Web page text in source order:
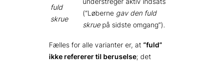
fuld
skrue
(“Løberne gav den fuld
skruepå sidste omgang”).
Fælles for alle varianter er, at “fuld”
ikke refererer til beruselse; det